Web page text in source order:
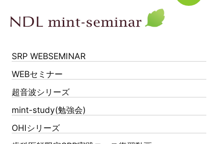
SRP WEBSEMINAR
WEBセミナー
超音波シリーズ
mint-study(勉強会)
OHIシリーズ